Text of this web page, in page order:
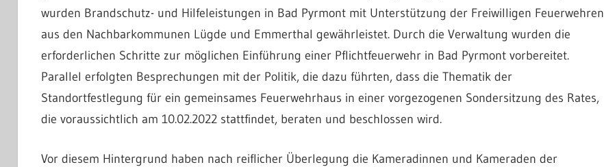
wurden Brandschutz- und Hilfeleistungen in Bad Pyrmont mit Unterstützung der Freiwilligen Feuerwehren
aus den Nachbarkommunen Lügde und Emmerthal gewährleistet. Durch die Verwaltung wurden die
erforderlichen Schritte zur möglichen Einführung einer Pflichtfeuerwehr in Bad Pyrmont vorbereitet.
Parallel erfolgten Besprechungen mit der Politik, die dazu führten, dass die Thematik der
Standortfestlegung für ein gemeinsames Feuerwehrhaus in einer vorgezogenen Sondersitzung des Rates,
die voraussichtlich am 10.02.2022 stattfindet, beraten und beschlossen wird.
Vor diesem Hintergrund haben nach reiflicher Überlegung die Kameradinnen und Kameraden der